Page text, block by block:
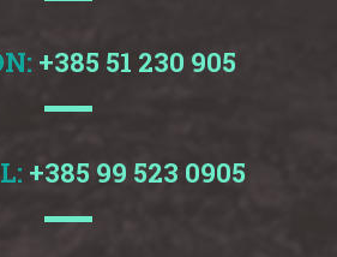
+385 51 230 905
+385 99 523 0905